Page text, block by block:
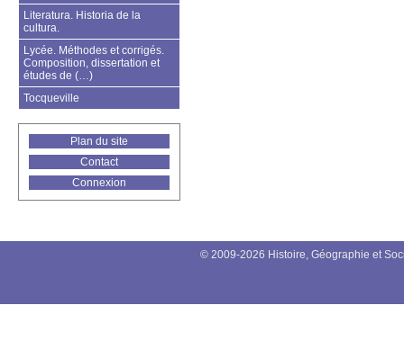
Literatura. Historia de la
cultura.
Lycée. Méthodes et corrigés.
Composition, dissertation et
études de (…)
Tocqueville
Plan du site
Contact
Connexion
© 2009-2026 Histoire, Géographie et